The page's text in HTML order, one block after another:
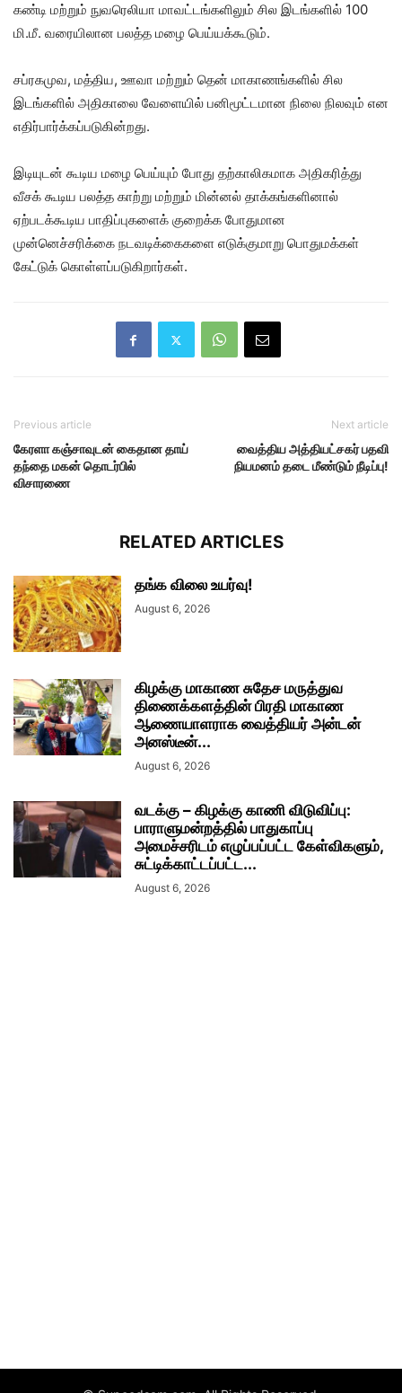
கண்டி மற்றும் நுவரெலியா மாவட்டங்களிலும் சில இடங்களில் 100
மி.மீ. வரையிலான பலத்த மழை பெய்யக்கூடும்.
சப்ரகமுவ, மத்திய, ஊவா மற்றும் தென் மாகாணங்களில் சில
இடங்களில் அதிகாலை வேளையில் பனிமூட்டமான நிலை நிலவும் என
எதிர்பார்க்கப்படுகின்றது.
இடியுடன் கூடிய மழை பெய்யும் போது தற்காலிகமாக அதிகரித்து
வீசக் கூடிய பலத்த காற்று மற்றும் மின்னல் தாக்கங்களினால்
ஏற்படக்கூடிய பாதிப்புகளைக் குறைக்க போதுமான
முன்னெச்சரிக்கை நடவடிக்கைகளை எடுக்குமாறு பொதுமக்கள்
கேட்டுக் கொள்ளப்படுகிறார்கள்.
Previous article
கேரளா கஞ்சாவுடன் கைதான தாய்
தந்தை மகன் தொடர்பில்
விசாரணை
Next article
வைத்திய அத்தியட்சகர் பதவி
நியமனம் தடை மீண்டும் நீடிப்பு!
RELATED ARTICLES
தங்க விலை உயர்வு!
August 6, 2026
கிழக்கு மாகாண சுதேச மருத்துவ
திணைக்களத்தின் பிரதி மாகாண
ஆணையாளராக வைத்தியர் அன்டன்
அனஸ்டீன்...
August 6, 2026
வடக்கு – கிழக்கு காணி விடுவிப்பு:
பாராளுமன்றத்தில் பாதுகாப்பு
அமைச்சரிடம் எழுப்பப்பட்ட கேள்விகளும்,
சுட்டிக்காட்டப்பட்ட...
August 6, 2026